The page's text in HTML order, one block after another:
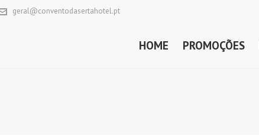
geral@conventodasertahotel.pt
HOME PROMOÇÕES